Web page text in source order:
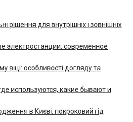
рішення для внутрішніх і зовнішніх
электростанции: современное
віці: особливості догляду та
используются, какие бывают и
в Києві: покроковий гід